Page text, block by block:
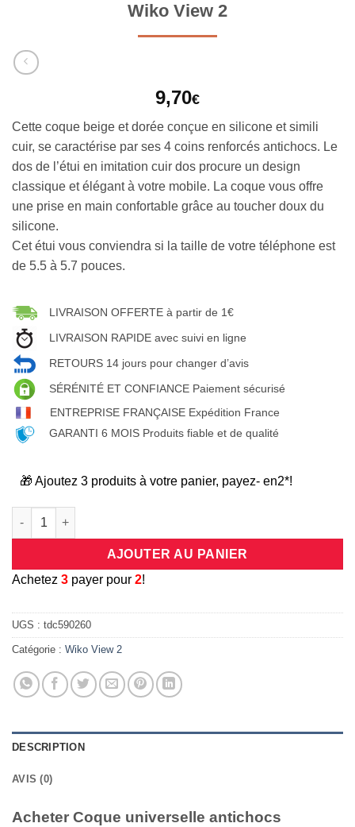
Wiko View 2
9,70€
Cette coque beige et dorée conçue en silicone et simili
cuir, se caractérise par ses 4 coins renforcés antichocs. Le
dos de l’étui en imitation cuir dos procure un design
classique et élégant à votre mobile. La coque vous offre
une prise en main confortable grâce au toucher doux du
silicone.
Cet étui vous conviendra si la taille de votre téléphone est
de 5.5 à 5.7 pouces.
LIVRAISON OFFERTE à partir de 1€
LIVRAISON RAPIDE avec suivi en ligne
RETOURS 14 jours pour changer d’avis
SÉRÉNITÉ ET CONFIANCE Paiement sécurisé
ENTREPRISE FRANÇAISE Expédition France
GARANTI 6 MOIS Produits fiable et de qualité
🎁 Ajoutez 3 produits à votre panier, payez- en2*!
quantité de Coque universelle antichocs silicone/cuir beige
AJOUTER AU PANIER
Achetez 3 payer pour 2!
UGS : tdc590260
Catégorie : Wiko View 2
DESCRIPTION
AVIS (0)
Acheter Coque universelle antichocs